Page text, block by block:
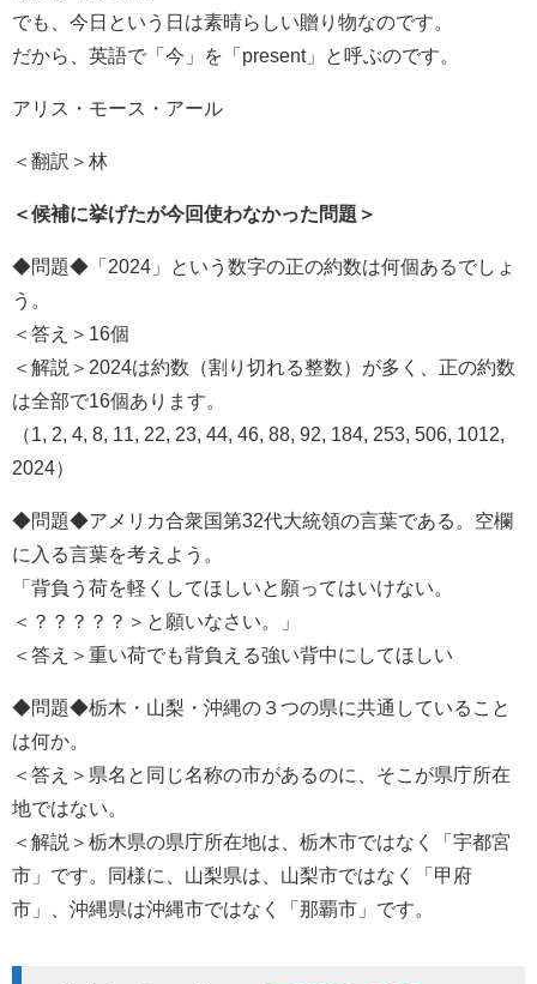
でも、今日という日は素晴らしい贈り物なのです。
だから、英語で「今」を「present」と呼ぶのです。
アリス・モース・アール
＜翻訳＞林
＜候補に挙げたが今回使わなかった問題＞
◆問題◆「2024」という数字の正の約数は何個あるでしょ
う。
＜答え＞16個
＜解説＞2024は約数（割り切れる整数）が多く、正の約数
は全部で16個あります。
（1, 2, 4, 8, 11, 22, 23, 44, 46, 88, 92, 184, 253, 506, 1012,
2024）
◆問題◆アメリカ合衆国第32代大統領の言葉である。空欄
に入る言葉を考えよう。
「背負う荷を軽くしてほしいと願ってはいけない。
＜？？？？？＞と願いなさい。」
＜答え＞重い荷でも背負える強い背中にしてほしい
◆問題◆栃木・山梨・沖縄の３つの県に共通していること
は何か。
＜答え＞県名と同じ名称の市があるのに、そこが県庁所在
地ではない。
＜解説＞栃木県の県庁所在地は、栃木市ではなく「宇都宮
市」です。同様に、山梨県は、山梨市ではなく「甲府
市」、沖縄県は沖縄市ではなく「那覇市」です。